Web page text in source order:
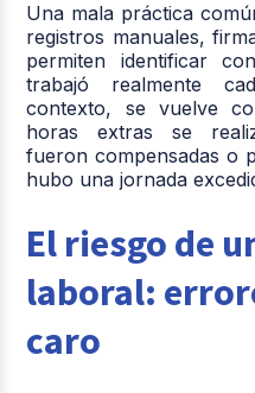
Una mala práctica
registros manuales,
permiten identificar
trabajó realmente
contexto, se vuelve
horas extras se
fueron compensadas o
hubo una jornada
El riesgo de
laboral:
caro